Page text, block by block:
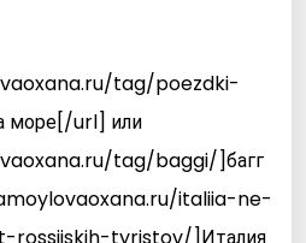
tag/poezdki-
море[/url] или
tag/baggi/]багг
italiia-ne-